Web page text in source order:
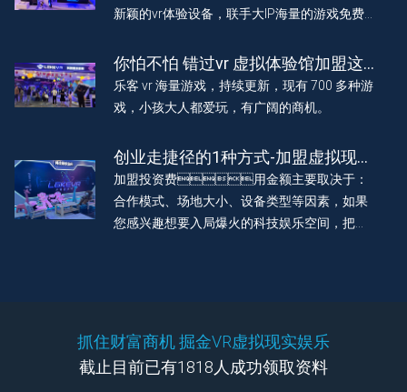
新颖的vr体验设备，联手大IP海量的游戏免费
有趣沉浸体验。助力加盟 vr 体验馆门店实现持
续长效盈利。
你怕不怕 错过vr 虚拟体验馆加盟这
波热潮
乐客 vr 海量游戏，持续更新，现有 700 多种游
戏，小孩大人都爱玩，有广阔的商机。
创业走捷径的1种方式-加盟虚拟现实
vr 体验店
加盟投资费用金额主要取决于：
合作模式、场地大小、设备类型等因素，如果
您感兴趣想要入局爆火的科技娱乐空间，把握
抓住财富商机 掘金VR虚拟现实娱乐
截止目前已有1818人成功领取资料